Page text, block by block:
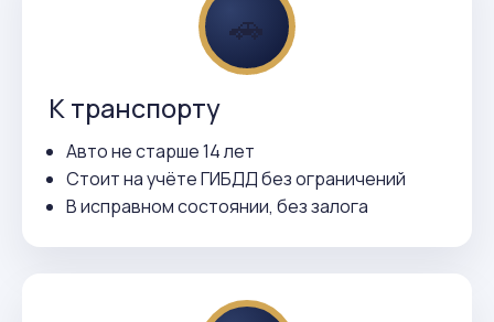
🚗
К транспорту
Авто не старше 14 лет
Стоит на учёте ГИБДД без ограничений
В исправном состоянии, без залога